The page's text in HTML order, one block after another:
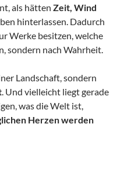
als hätten Zeit, Wind
hinterlassen. Dadurch
Werke besitzen, welche
sondern nach Wahrheit.
Landschaft, sondern
. Und vielleicht liegt gerade
was die Welt ist,
Herzen werden